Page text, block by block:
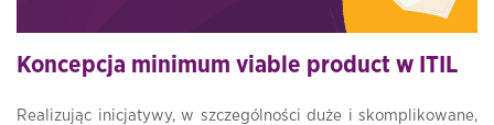
Koncepcja minimum viable product w ITIL
Realizując inicjatywy, w szczególności duże i skomplikowane,